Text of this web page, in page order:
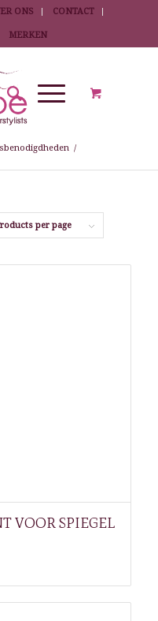
ONS CONTACT
MERKEN
/
per page
VOOR SPIEGEL